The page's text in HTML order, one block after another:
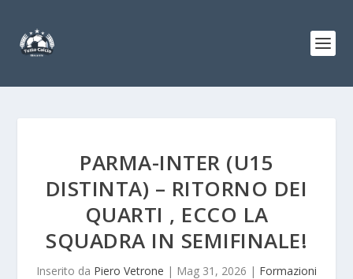
PARMA-INTER (U15
DISTINTA) – RITORNO DEI
QUARTI , ECCO LA
SQUADRA IN SEMIFINALE!
Inserito da Piero Vetrone | Mag 31, 2026 | Formazioni